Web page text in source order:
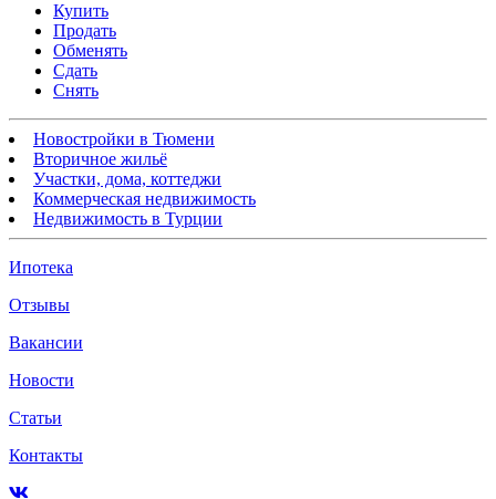
Купить
Продать
Обменять
Сдать
Снять
Новостройки в Тюмени
Вторичное жильё
Участки, дома, коттеджи
Коммерческая недвижимость
Недвижимость в Турции
Ипотека
Отзывы
Вакансии
Новости
Статьи
Контакты